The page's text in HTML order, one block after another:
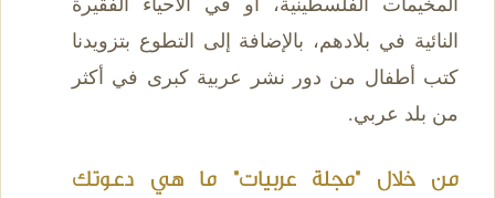
المخيمات الفلسطينية، أو في الأحياء الفقيرة
النائية في بلادهم، بالإضافة إلى التطوع بتزويدنا
كتب أطفال من دور نشر عربية كبرى في أكثر
من بلد عربي.
من خلال "مجلة عربيات" ما هي دعوتك